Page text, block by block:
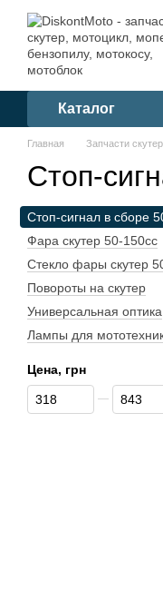
Перейти к основному
Каталог
Главная Запчасти
Стоп-
Стоп-сигнал в сборе
Фара скутер 50-150cc
Стекло фары скутер
Повороты на скутер
Универсальная оптика
Лампы для
Цена, грн
От Цена, грн
До Цена, грн